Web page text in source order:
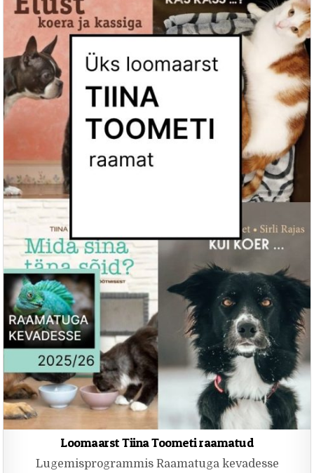
Loomaarst Tiina Toometi raamatud
Lugemisprogrammis Raamatuga kevadesse